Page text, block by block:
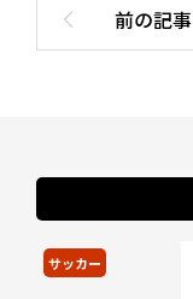
サッカー